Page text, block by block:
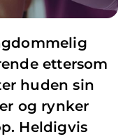
ettersom
huden sin
og rynker
Heldigvis